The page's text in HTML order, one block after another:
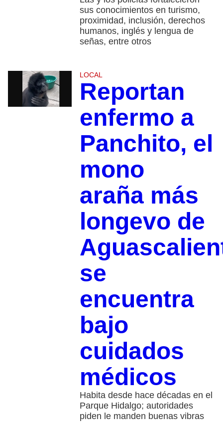
sus conocimientos en turismo,
proximidad, inclusión, derechos
humanos, inglés y lengua de
señas, entre otros
LOCAL
Reportan
enfermo a
Panchito, el
mono
araña más
longevo de
se
encuentra
bajo
cuidados
médicos
Habita desde hace décadas en el
Parque Hidalgo; autoridades
piden le manden buenas vibras